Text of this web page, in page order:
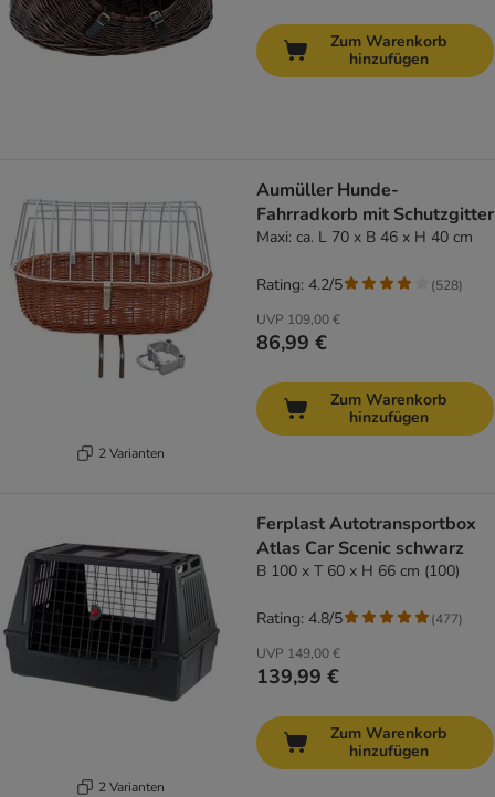
Zum Warenkorb
hinzufügen
2 Varianten
Aumüller Hunde-
Fahrradkorb mit Schutzgitter
Maxi: ca. L 70 x B 46 x H 40 cm
UVP 109,00 €
86,99 €
Rating: 4.2/5 (528)
Zum Warenkorb
hinzufügen
2 Varianten
Ferplast Autotransportbox
Atlas Car Scenic schwarz
B 100 x T 60 x H 66 cm (100)
UVP 149,00 €
139,99 €
Rating: 4.8/5 (477)
Zum Warenkorb
hinzufügen